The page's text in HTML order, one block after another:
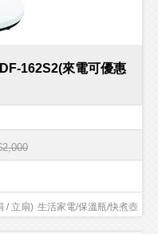
162S2(來電可優惠
2,000
生活家電/保溫瓶/快煮壺
/ 立扇)